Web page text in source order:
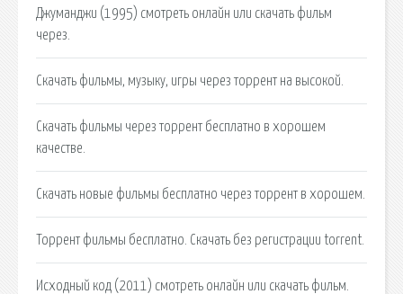
Джуманджи (1995) смотреть онлайн или скачать фильм
через.
Скачать фильмы, музыку, игры через торрент на высокой.
Скачать фильмы через торрент бесплатно в хорошем
качестве.
Скачать новые фильмы бесплатно через торрент в хорошем.
Торрент фильмы бесплатно. Скачать без регистрации torrent.
Исходный код (2011) смотреть онлайн или скачать фильм.